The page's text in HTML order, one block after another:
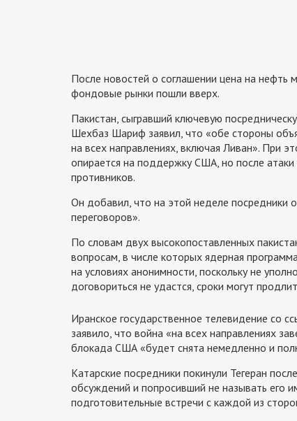
После новостей о соглашении цена на нефть
фондовые рынки пошли вверх.
Пакистан, сыгравший ключевую
Шехбаз Шариф заявил, что «обе стороны
на всех направлениях, включая Ливан». При
опирается на поддержку США, но после
противников.
Он добавил, что на этой неделе посредники
переговоров».
По словам двух высокопоставленных
вопросам, в числе которых ядерная
на условиях анонимности, поскольку не
договориться не удастся, сроки могут
Иранское государственное телевидение со
заявило, что война «на всех направлениях
блокада США «будет снята немедленно и
Катарские посредники покинули Тегеран
обсуждений и попросивший не называть его
подготовительные встречи с каждой из